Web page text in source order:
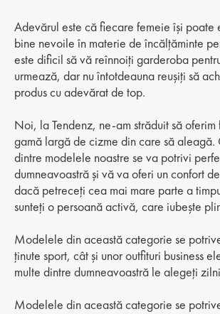
Adevărul este că fiecare femeie își poate
bine nevoile în materie de încălțăminte
este dificil să vă reînnoiți garderoba
urmează, dar nu întotdeauna reușiți să
produs cu adevărat de top.
Noi, la Tendenz, ne-am străduit să
gamă largă de cizme din care să aleagă.
dintre modelele noastre se va potrivi
dumneavoastră și vă va oferi un confort
dacă petreceți cea mai mare parte a
sunteți o persoană activă, care iubește
Modelele din această categorie se
ținute sport, cât și unor outfituri business
multe dintre dumneavoastră le alegeți
Modelele din această categorie se